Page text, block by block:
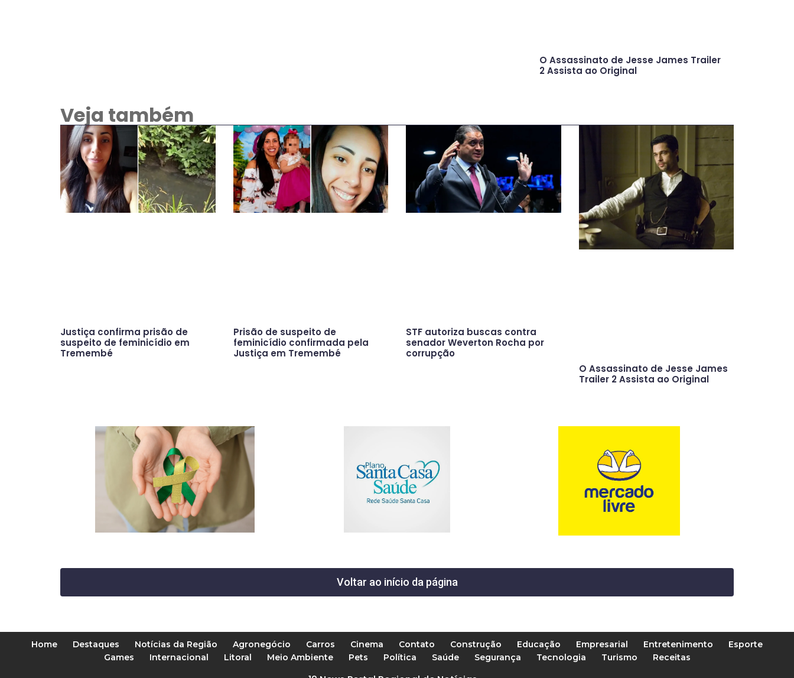
O Assassinato de Jesse James Trailer
2 Assista ao Original
Veja também
Justiça confirma prisão de
suspeito de feminicídio em
Tremembé
Prisão de suspeito de
feminicídio confirmada pela
Justiça em Tremembé
STF autoriza buscas contra
senador Weverton Rocha por
corrupção
O Assassinato de Jesse James
Trailer 2 Assista ao Original
Voltar ao início da página
Home Destaques Notícias da Região Agronegócio Carros Cinema Contato Construção Educação Empresarial Entretenimento
Esporte
Games
Internacional Litoral Meio Ambiente Pets Política Saúde Segurança Tecnologia Turismo Receitas